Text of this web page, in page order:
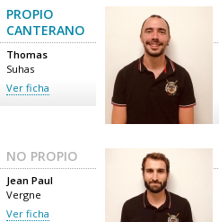
PROPIO
CANTERANO
Thomas
Suhas
Ver ficha
NO PROPIO
Jean Paul
Vergne
Ver ficha